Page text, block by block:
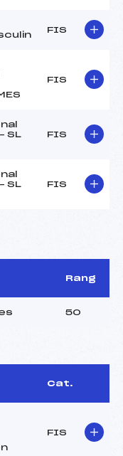
FIS
FIS
SL
FIS
SL
FIS
Rang
50
Cat.
FIS